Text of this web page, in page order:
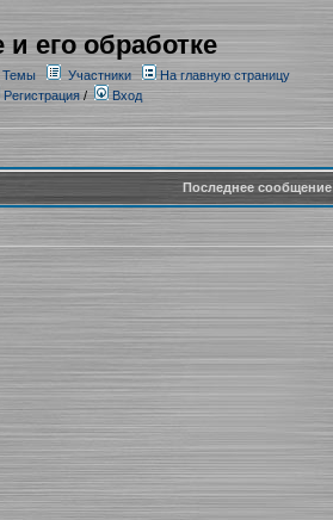
его обработке
Темы Участники
На главную страницу
Регистрация/ Вход
Последнее сообщение